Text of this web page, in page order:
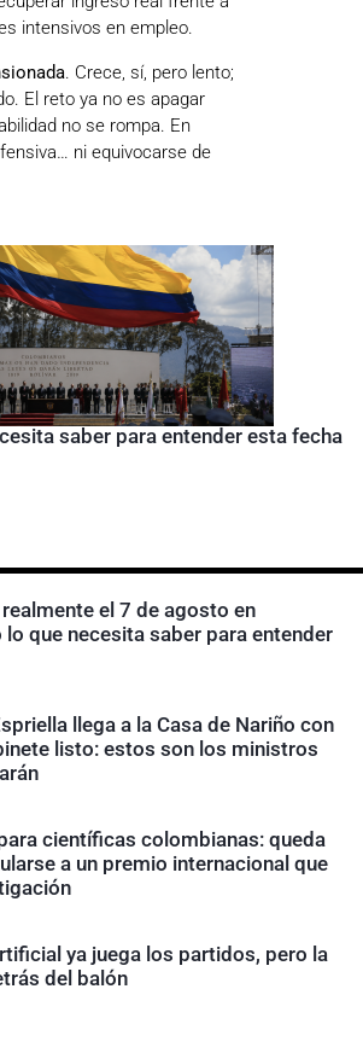
intensivos en empleo.
. Crece, sí, pero lento;
El reto ya no es apagar
no se rompa. En
ni equivocarse de
saber para entender esta fecha
el 7 de agosto en
lo que necesita saber para entender
llega a la Casa de Nariño con
listo: estos son los ministros
científicas colombianas: queda
a un premio internacional que
ya juega los partidos, pero la
del balón